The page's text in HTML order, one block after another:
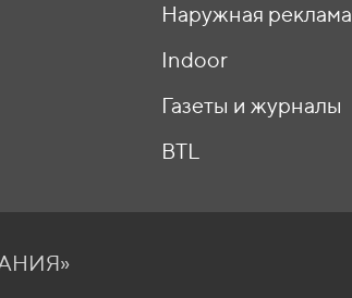
Наружная реклама
Indoor
Газеты и журналы
BTL